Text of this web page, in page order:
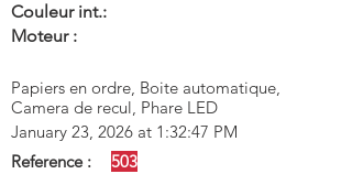
Couleur int.:
Moteur :
Papiers en ordre, Boite automatique,
Camera de recul, Phare LED
January 23, 2026 at 1:32:47 PM
Reference :
503